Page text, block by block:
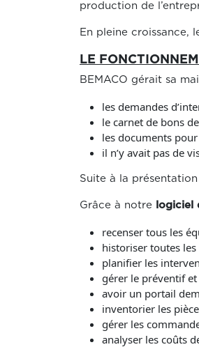
production de
En pleine croissance,
LE
BEMACO gérait sa
les demandes
le carnet de bons
les documents
il n’y avait pas de
Suite à la
Grâce à notre logiciel
recenser tous les
historiser toutes
planifier les
gérer le préventif
avoir un portail
inventorier les
gérer les
analyser les coûts